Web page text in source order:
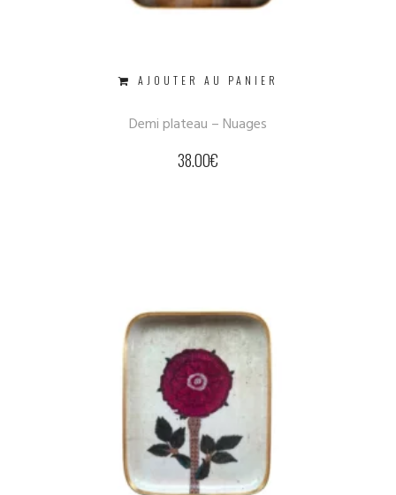
AJOUTER AU PANIER
Demi plateau – Nuages
38.00€